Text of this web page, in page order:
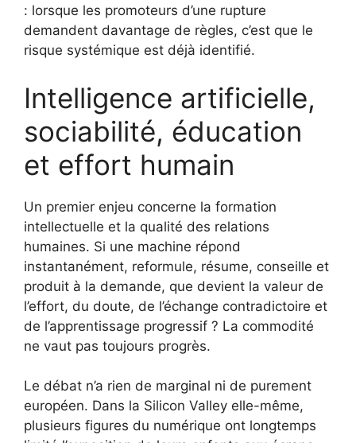
: lorsque les promoteurs d’une rupture
demandent davantage de règles, c’est que le
risque systémique est déjà identifié.
Intelligence artificielle,
sociabilité, éducation
et effort humain
Un premier enjeu concerne la formation
intellectuelle et la qualité des relations
humaines. Si une machine répond
instantanément, reformule, résume, conseille et
produit à la demande, que devient la valeur de
l’effort, du doute, de l’échange contradictoire et
de l’apprentissage progressif ? La commodité
ne vaut pas toujours progrès.
Le débat n’a rien de marginal ni de purement
européen. Dans la Silicon Valley elle-même,
plusieurs figures du numérique ont longtemps